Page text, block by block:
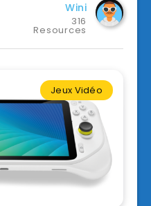
Wini
316
Resources
Jeux Vidéo